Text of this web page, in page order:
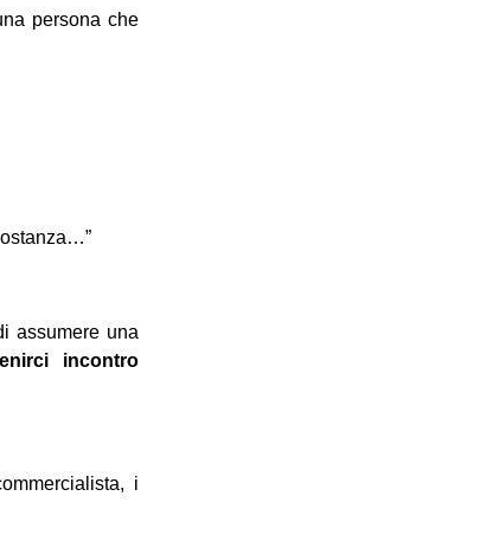
persona che
assumere una
incontro
i